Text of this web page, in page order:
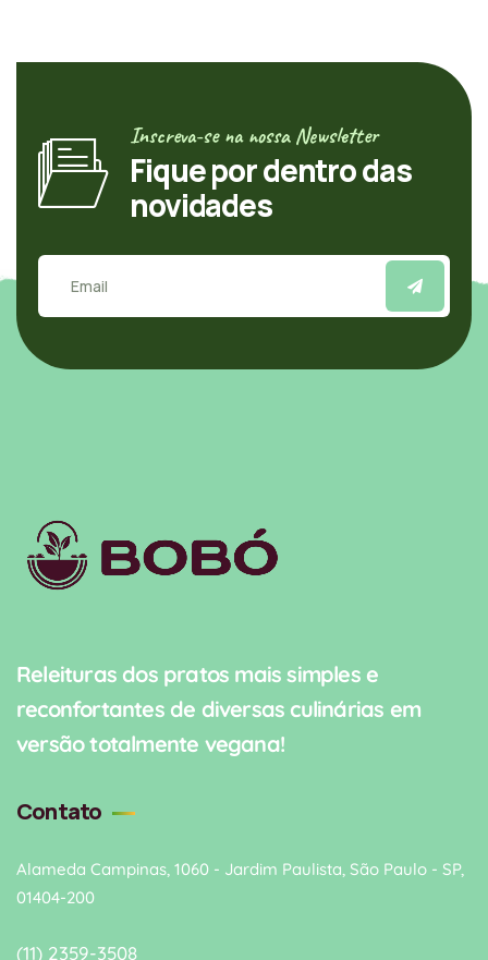
Inscreva-se na nossa Newsletter
Fique por dentro das
novidades
Releituras dos pratos mais simples e
reconfortantes de diversas culinárias em
versão totalmente vegana!
Contato
Alameda Campinas, 1060 - Jardim Paulista, São Paulo - SP,
01404-200
(11) 2359-3508